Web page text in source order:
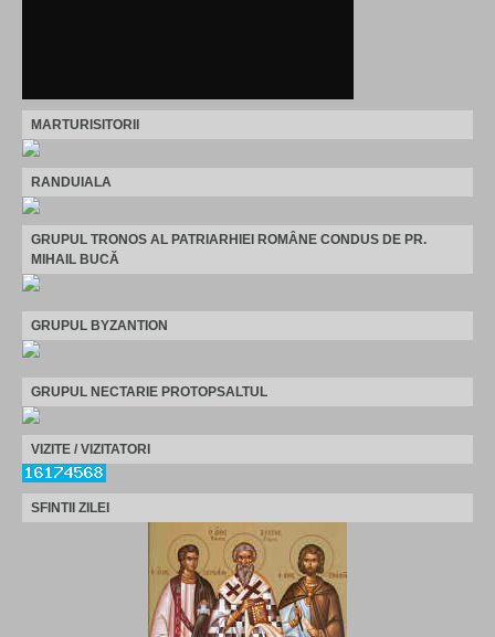
MARTURISITORII
RANDUIALA
GRUPUL TRONOS AL PATRIARHIEI ROMÂNE CONDUS DE PR.
MIHAIL BUCĂ
GRUPUL BYZANTION
GRUPUL NECTARIE PROTOPSALTUL
VIZITE / VIZITATORI
SFINTII ZILEI